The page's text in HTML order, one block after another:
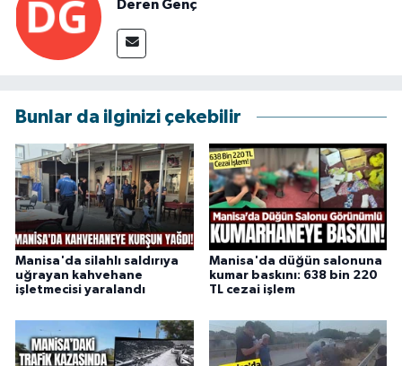
Deren Genç
Bunlar da ilginizi çekebilir
Manisa'da silahlı saldırıya
uğrayan kahvehane
işletmecisi yaralandı
Manisa'da düğün salonuna
kumar baskını: 638 bin 220
TL cezai işlem